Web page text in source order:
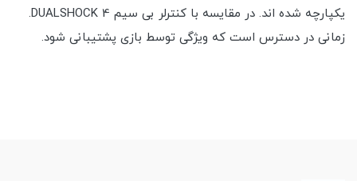
یکپارچه شده اند. در مقایسه با کنترلر بی سیم DUALSHOCK 4.
زمانی در دسترس است که ویژگی توسط بازی پشتیبانی شود.